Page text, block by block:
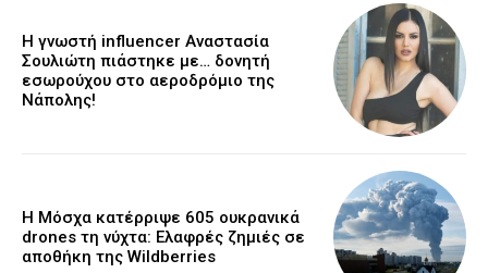
Η γνωστή influencer Αναστασία
Σουλιώτη πιάστηκε με… δονητή
εσωρούχου στο αεροδρόμιο της
Νάπολης!
Η Μόσχα κατέρριψε 605 ουκρανικά
drones τη νύχτα: Ελαφρές ζημιές σε
αποθήκη της Wildberries